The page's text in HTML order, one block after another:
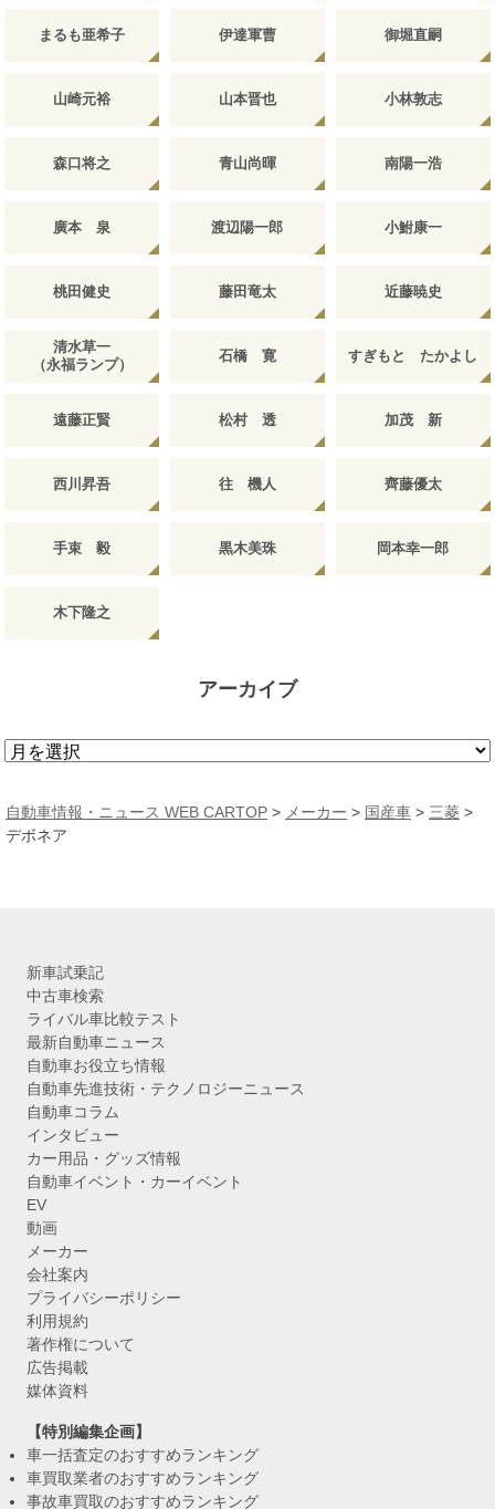
まるも亜希子 伊達軍曹 御堀直嗣
山崎元裕 山本晋也 小林敦志
森口将之 青山尚暉 南陽一浩
廣本 泉 渡辺陽一郎 小鮒康一
桃田健史 藤田竜太 近藤暁史
清水草一
（永福ランプ）
石橋 寛 すぎもと たかよし
遠藤正賢 松村 透 加茂 新
西川昇吾 往 機人 齊藤優太
手束 毅 黒木美珠 岡本幸一郎
木下隆之
アーカイブ
ア
カ
イ
自動車情報・ニュース WEB CARTOP > メーカー > 国産車 > 三菱 >
デボネア
新車試乗記
中古車検索
ライバル車比較テスト
最新自動車ニュース
自動車お役立ち情報
自動車先進技術・テクノロジーニュース
自動車コラム
インタビュー
カー用品・グッズ情報
自動車イベント・カーイベント
EV
動画
メーカー
会社案内
プライバシーポリシー
利用規約
著作権について
広告掲載
媒体資料
【特別編集企画】
車一括査定のおすすめランキング
車買取業者のおすすめランキング
事故車買取のおすすめランキング